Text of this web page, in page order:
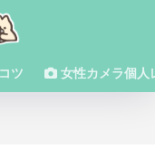
ツ 女性カメラ個人